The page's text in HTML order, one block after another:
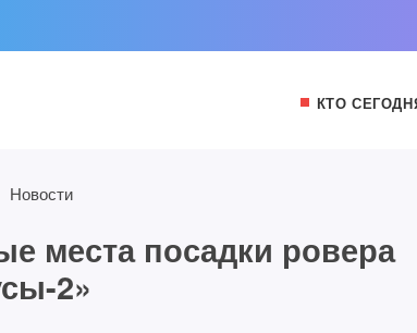
КТО
Новости
места посадки ровера
2»